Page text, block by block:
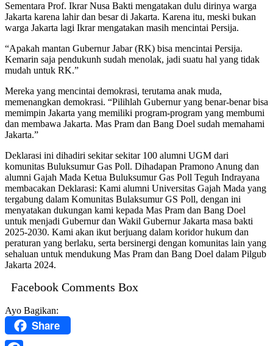
Sementara Prof. Ikrar Nusa Bakti mengatakan dulu dirinya warga
Jakarta karena lahir dan besar di Jakarta. Karena itu, meski bukan
warga Jakarta lagi Ikrar mengatakan masih mencintai Persija.
“Apakah mantan Gubernur Jabar (RK) bisa mencintai Persija.
Kemarin saja pendukunh sudah menolak, jadi suatu hal yang tidak
mudah untuk RK.”
Mereka yang mencintai demokrasi, terutama anak muda,
memenangkan demokrasi. “Pilihlah Gubernur yang benar-benar bisa
memimpin Jakarta yang memiliki program-program yang membumi
dan membawa Jakarta. Mas Pram dan Bang Doel sudah memahami
Jakarta.”
Deklarasi ini dihadiri sekitar sekitar 100 alumni UGM dari
komunitas Buluksumur Gas Poll. Dihadapan Pramono Anung dan
alumni Gajah Mada Ketua Buluksumur Gas Poll Teguh Indrayana
membacakan Deklarasi: Kami alumni Universitas Gajah Mada yang
tergabung dalam Komunitas Bulaksumur GS Poll, dengan ini
menyatakan dukungan kami kepada Mas Pram dan Bang Doel
untuk menjadi Gubernur dan Wakil Gubernur Jakarta masa bakti
2025-2030. Kami akan ikut berjuang dalam koridor hukum dan
peraturan yang berlaku, serta bersinergi dengan komunitas lain yang
sehaluan untuk mendukung Mas Pram dan Bang Doel dalam Pilgub
Jakarta 2024.
Facebook Comments Box
Ayo Bagikan:
Share